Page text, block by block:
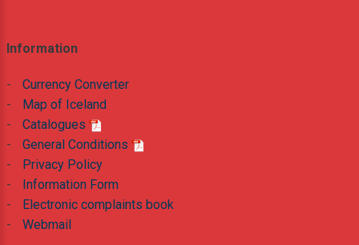
Information
-
Currency Converter
-
Map of Iceland
-
Catalogues
-
General Conditions
-
Privacy Policy
-
Information Form
-
Electronic complaints book
-
Webmail